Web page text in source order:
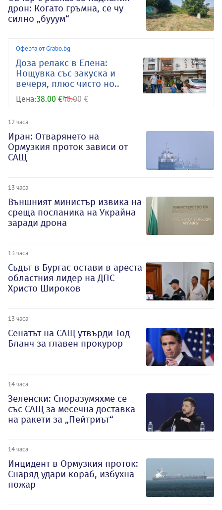
дрон: Когато гръмна, се чу
силно „бууум“
Оферта от Grabo.bg
Доза релакс в Елена:
Нощувка със закуска и
вечеря, плюс чисто но..
Цена:38.00 €40.00 €
12 часа
Иран: Отварянето на
Ормузкия проток зависи от
САЩ
13 часа
Външният министър извика на
среща посланика на Украйна
заради дрона
13 часа
Съдът в Бургас остави в ареста
областния лидер на ДПС
Христо Широков
13 часа
Сенатът на САЩ утвърди Тод
Бланч за главен прокурор
14 часа
Зеленски: Споразумяхме се
със САЩ за месечна доставка
на ракети за „Пейтриът“
14 часа
Инцидент в Ормузкия проток:
Снаряд удари кораб, избухна
пожар